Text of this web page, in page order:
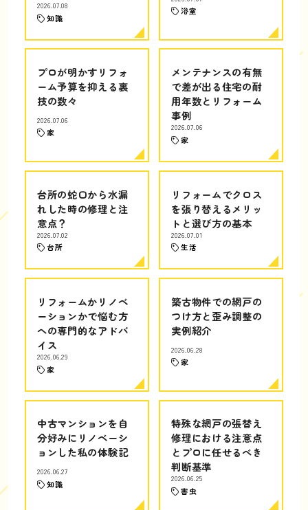
2026.07.08
知識
浴室
プロが明かすリフォ
ーム予算を抑える裏
技の数々
2026.07.06
家
メンテナンスの有無
で差が出る住宅の耐
用年数とリフォーム
事例
2026.07.06
家
台所の蛇口から水漏
れした時の修理と注
意点？
2026.07.02
台所
リフォームでクロス
を張り替えるメリッ
トと選び方の基本
2026.07.01
生活
リフォームかリノベ
ーションかで悩む方
への専門的なアドバ
イス
2026.06.29
家
築古物件での網戸の
つけ方と歪み調整の
実例紹介
2026.06.28
家
中古マンションを自
分好みにリノベーシ
ョンした私の体験記
2026.06.27
知識
特殊な網戸の張替え
修理における注意点
とプロに任せるべき
判断基準
2026.06.25
害虫